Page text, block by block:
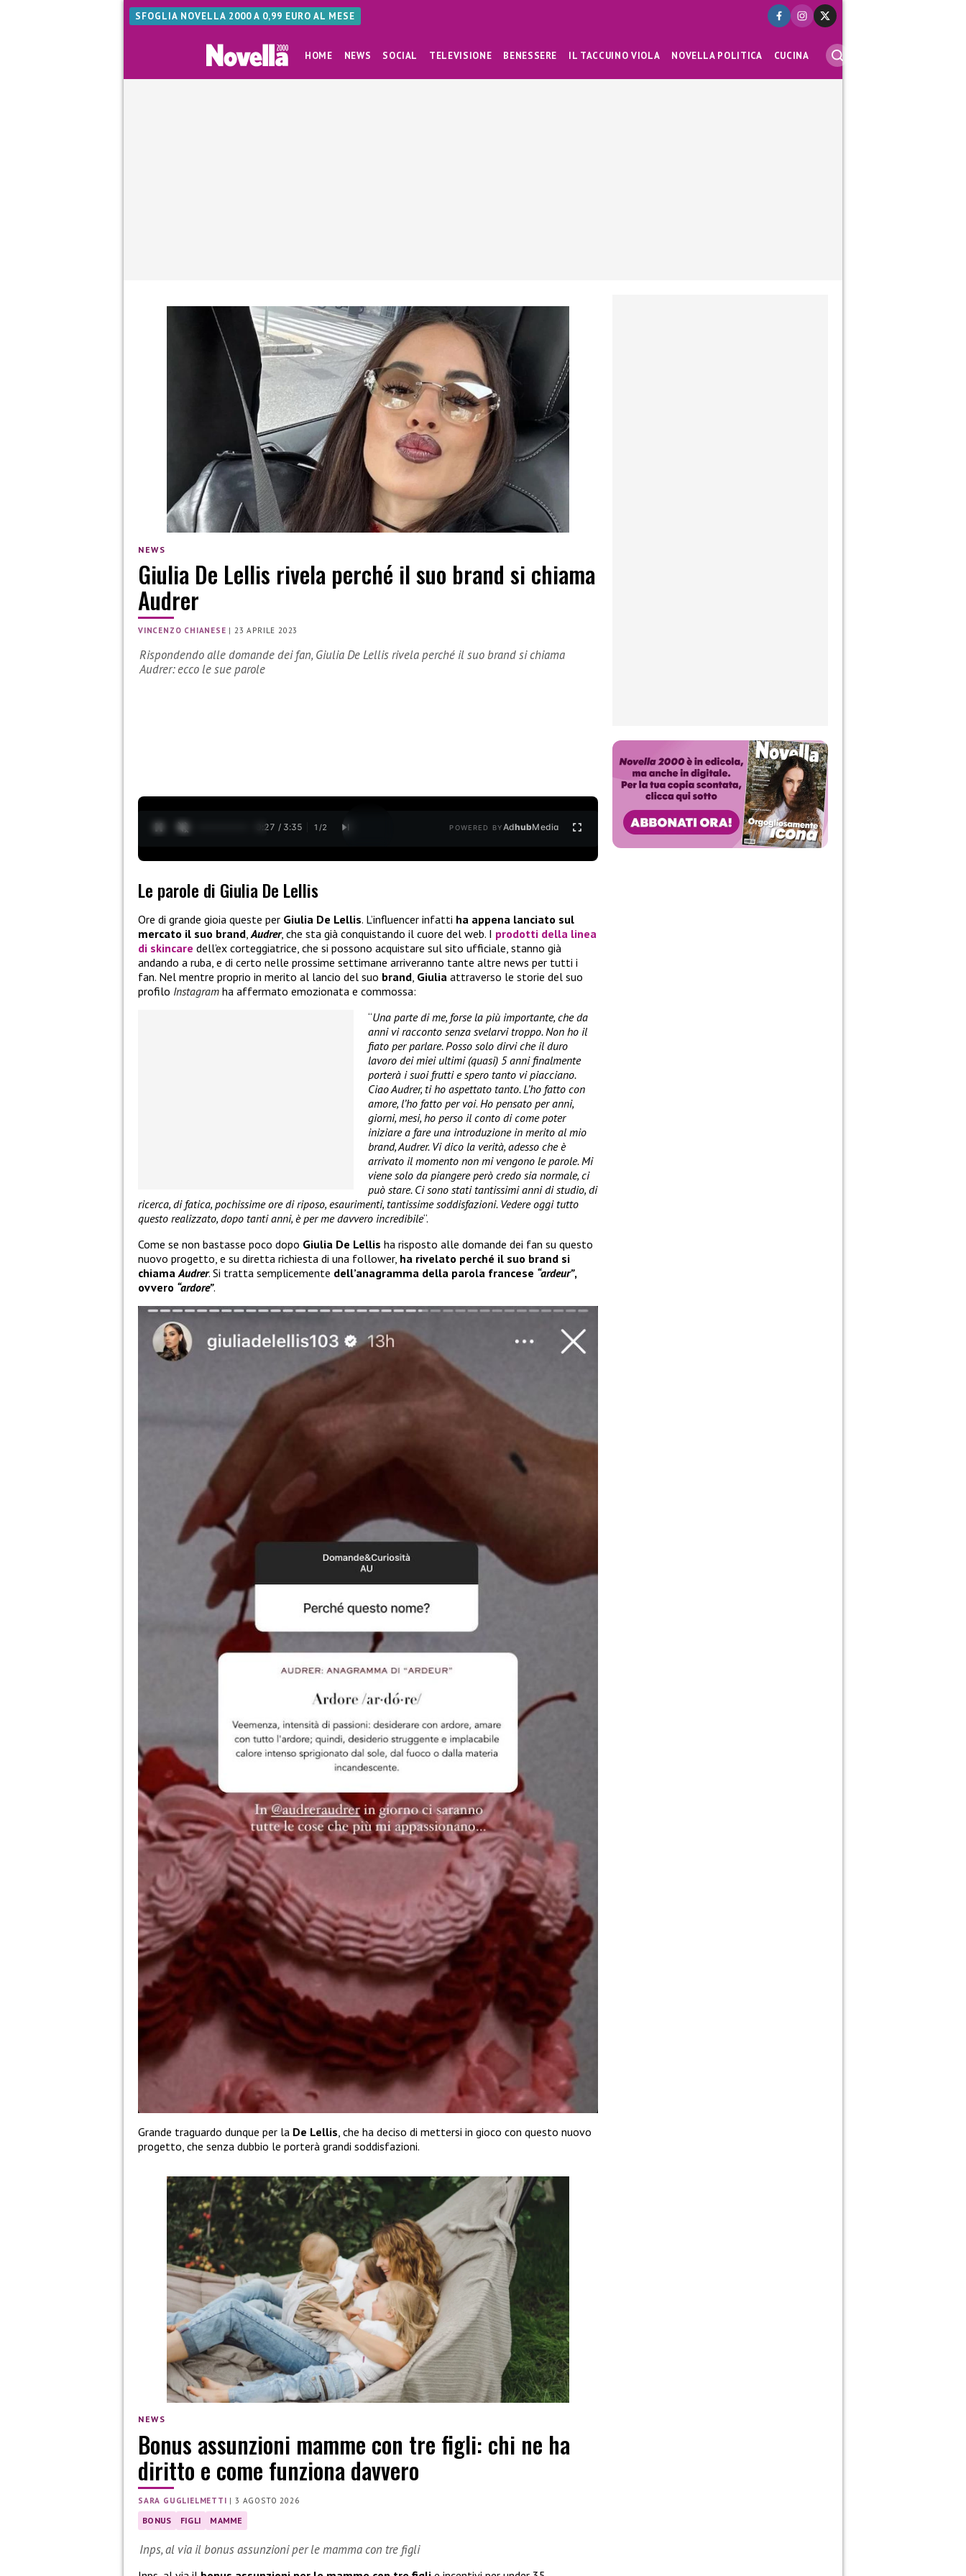
SFOGLIA NOVELLA 2000 A 0,99 EURO AL MESE
HOME NEWS SOCIAL TELEVISIONE BENESSERE IL TACCUINO VIOLA NOVELLA POLITICA CUCINA
NEWS
Giulia De Lellis rivela perché il suo brand si chiama
Audrer
VINCENZO CHIANESE |23 APRILE 2023
Rispondendo alle domande dei fan, Giulia De Lellis rivela perché il suo brand si chiama
Audrer: ecco le sue parole
0:28 / 3:35 1 /2 POWERED BYAdhubMedia
Le parole di Giulia De Lellis
Ore di grande gioia queste per Giulia De Lellis. L’influencer infatti ha appena lanciato sul
mercato il suo brand,Audrer, che sta già conquistando il cuore del web. I prodotti della linea
di skincare dell’ex corteggiatrice, che si possono acquistare sul sito ufficiale, stanno già
andando a ruba, e di certo nelle prossime settimane arriveranno tante altre news per tutti i
fan. Nel mentre proprio in merito al lancio del suo brand, Giulia attraverso le storie del suo
profilo Instagram ha affermato emozionata e commossa:
“Una parte di me, forse la più importante, che da
anni vi racconto senza svelarvi troppo. Non ho il
fiato per parlare. Posso solo dirvi che il duro
lavoro dei miei ultimi (quasi) 5 anni finalmente
porterà i suoi frutti e spero tanto vi piacciano.
Ciao Audrer, ti ho aspettato tanto. L’ho fatto con
amore, l’ho fatto per voi. Ho pensato per anni,
giorni, mesi, ho perso il conto di come poter
iniziare a fare una introduzione in merito al mio
brand, Audrer. Vi dico la verità, adesso che è
arrivato il momento non mi vengono le parole. Mi
viene solo da piangere però credo sia normale, ci
può stare. Ci sono stati tantissimi anni di studio, di
ricerca, di fatica, pochissime ore di riposo, esaurimenti, tantissime soddisfazioni. Vedere oggi tutto
questo realizzato, dopo tanti anni, è per me davvero incredibile“.
Come se non bastasse poco dopo Giulia De Lellis ha risposto alle domande dei fan su questo
nuovo progetto, e su diretta richiesta di una follower, ha rivelato perché il suo brand si
chiamaAudrer. Si tratta semplicemente dell’anagramma della parola francese “ardeur”,
ovvero “ardore”.
Grande traguardo dunque per la De Lellis , che ha deciso di mettersi in gioco con questo nuovo
progetto, che senza dubbio le porterà grandi soddisfazioni.
NEWS
Bonus assunzioni mamme con tre figli: chi ne ha
diritto e come funziona davvero
SARA GUGLIELMETTI |3 AGOSTO 2026
BONUS FIGLI MAMME
Inps, al via il bonus assunzioni per le mamma con tre figli